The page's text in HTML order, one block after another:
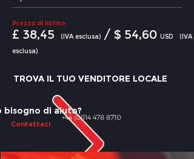
Prezzo di listino
£ 38,45 (IVA esclusa) / $ 54,60 USD
(IVA
esclusa)
TROVA IL TUO VENDITORE LOCALE
bisogno di aiuto?
+44 (0)114 478 8710
Contattaci